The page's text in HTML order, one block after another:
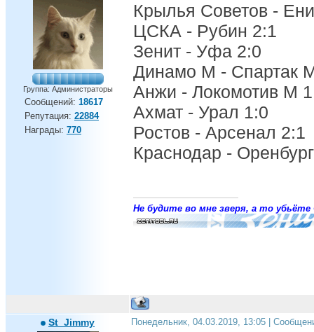
Группа: Администраторы
Сообщений: 18617
Репутация: 22884
Награды: 770
Крылья Советов -
ЦСКА - Рубин 2:1
Зенит - Уфа 2:0
Динамо М - Спартак
Анжи - Локомотив М
Ахмат - Урал 1:0
Ростов - Арсенал 2:1
Краснодар -
Не будите во мне зверя, а то убьёте
St_Jimmy Понедельник, 04.03.2019, 13:05 |